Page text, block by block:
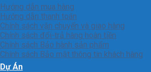
Hướng dẫn mua hàng
Hướng dẫn thanh toán
Chính sách vận chuyển và giao hàng
Chính sách đổi-trả hàng hoàn tiền
Chính sách Bảo hành sản phẩm
Chính sách Bảo mật thông tin khách hàng
Dự Án